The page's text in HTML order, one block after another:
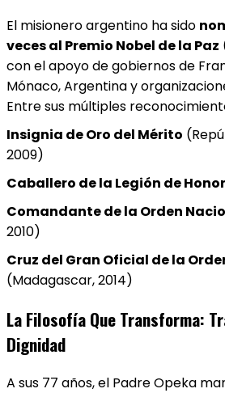
El misionero argentino ha sido
veces al Premio Nobel de la Paz
con el apoyo de gobiernos de
Mónaco, Argentina y
Entre sus múltiples
Insignia de Oro del Mérito
2009)
Caballero de la Legión de Honor
Comandante de la Orden
2010)
Cruz del Gran Oficial de la
(Madagascar, 2014)
La Filosofía Que Transforma:
Dignidad
A sus 77 años, el Padre Opeka